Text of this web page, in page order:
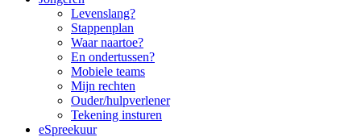
Levenslang?
Stappenplan
Waar naartoe?
En ondertussen?
Mobiele teams
Mijn rechten
Ouder/hulpverlener
Tekening insturen
eSpreekuur